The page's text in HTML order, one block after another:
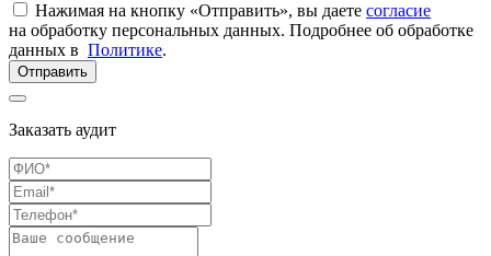
Нажимая на кнопку «Отправить», вы даете согласие
на обработку персональных данных. Подробнее об обработке
данных в Политике.
Отправить
Заказать аудит